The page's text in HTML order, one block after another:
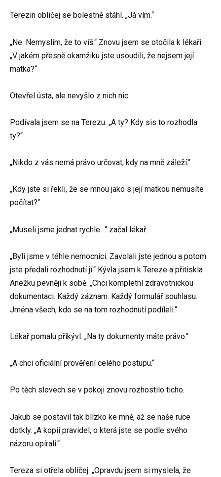
Terezin obličej se bolestně stáhl. „Já vím.“
„Ne. Nemyslím, že to víš.“ Znovu jsem se otočila k lékaři.
„V jakém přesně okamžiku jste usoudili, že nejsem její
matka?“
Otevřel ústa, ale nevyšlo z nich nic.
Podívala jsem se na Terezu. „A ty? Kdy sis to rozhodla
ty?“
„Nikdo z vás nemá právo určovat, kdy na mně záleží.“
„Kdy jste si řekli, že se mnou jako s její matkou nemusíte
počítat?“
„Museli jsme jednat rychle…“ začal lékař.
„Byli jsme v téhle nemocnici. Zavolali jste jednou a potom
jste předali rozhodnutí jí.“ Kývla jsem k Tereze a přitiskla
Anežku pevněji k sobě. „Chci kompletní zdravotnickou
dokumentaci. Každý záznam. Každý formulář souhlasu.
Jména všech, kdo se na tom rozhodnutí podíleli.“
Lékař pomalu přikývl. „Na ty dokumenty máte právo.“
„A chci oficiální prověření celého postupu.“
Po těch slovech se v pokoji znovu rozhostilo ticho.
Jakub se postavil tak blízko ke mně, až se naše ruce
dotkly. „A kopii pravidel, o která jste se podle svého
názoru opírali.“
Tereza si otřela obličej. „Opravdu jsem si myslela, že